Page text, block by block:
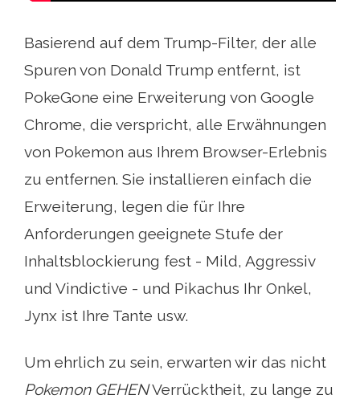
Basierend auf dem Trump-Filter, der alle
Spuren von Donald Trump entfernt, ist
PokeGone eine Erweiterung von Google
Chrome, die verspricht, alle Erwähnungen
von Pokemon aus Ihrem Browser-Erlebnis
zu entfernen. Sie installieren einfach die
Erweiterung, legen die für Ihre
Anforderungen geeignete Stufe der
Inhaltsblockierung fest - Mild, Aggressiv
und Vindictive - und Pikachus Ihr Onkel,
Jynx ist Ihre Tante usw.
Um ehrlich zu sein, erwarten wir das nicht
Pokemon GEHENVerrücktheit, zu lange zu